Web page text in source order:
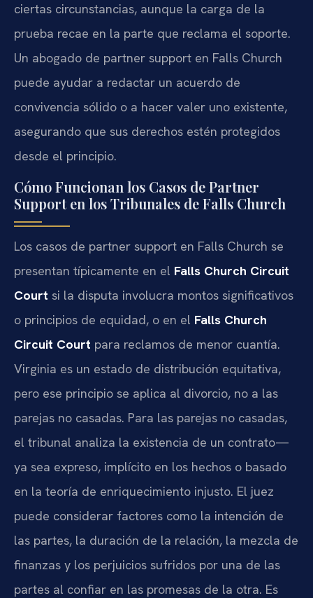
ciertas circunstancias, aunque la carga de la
prueba recae en la parte que reclama el soporte.
Un abogado de partner support en Falls Church
puede ayudar a redactar un acuerdo de
convivencia sólido o a hacer valer uno existente,
asegurando que sus derechos estén protegidos
desde el principio.
Cómo Funcionan los Casos de Partner
Support en los Tribunales de Falls Church
Los casos de partner support en Falls Church se
presentan típicamente en el Falls Church Circuit
Court si la disputa involucra montos significativos
o principios de equidad, o en el Falls Church
Circuit Court para reclamos de menor cuantía.
Virginia es un estado de distribución equitativa,
pero ese principio se aplica al divorcio, no a las
parejas no casadas. Para las parejas no casadas,
el tribunal analiza la existencia de un contrato—
ya sea expreso, implícito en los hechos o basado
en la teoría de enriquecimiento injusto. El juez
puede considerar factores como la intención de
las partes, la duración de la relación, la mezcla de
finanzas y los perjuicios sufridos por una de las
partes al confiar en las promesas de la otra. Es